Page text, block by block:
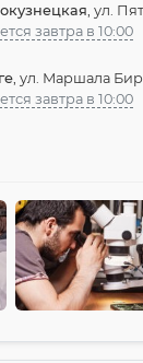
, ул.
завтра в 10:00
, ул. Маршала
завтра в 10:00